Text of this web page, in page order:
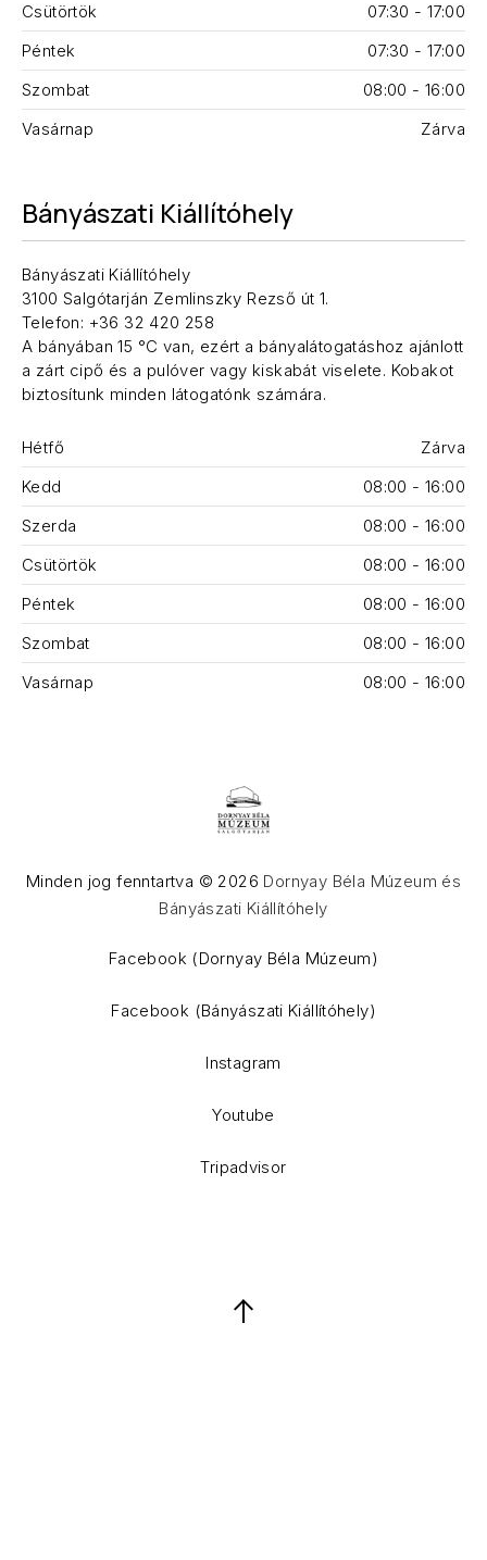
Csütörtök
07:30 - 17:00
Péntek
07:30 - 17:00
Szombat
08:00 - 16:00
Vasárnap
Zárva
Bányászati Kiállítóhely
Bányászati Kiállítóhely
3100 Salgótarján Zemlinszky Rezső út 1.
Telefon: +36 32 420 258
A bányában 15 °C van, ezért a bányalátogatáshoz ajánlott
a zárt cipő és a pulóver vagy kiskabát viselete. Kobakot
biztosítunk minden látogatónk számára.
Hétfő
Zárva
Kedd
08:00 - 16:00
Szerda
08:00 - 16:00
Csütörtök
08:00 - 16:00
Péntek
08:00 - 16:00
Szombat
08:00 - 16:00
Vasárnap
08:00 - 16:00
Minden jog fenntartva © 2026 Dornyay Béla Múzeum és
Bányászati Kiállítóhely
Facebook (Dornyay Béla Múzeum)
Facebook (Bányászati Kiállítóhely)
Instagram
Youtube
Tripadvisor